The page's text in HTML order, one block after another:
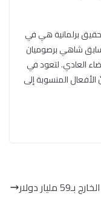
برلمانية هي في
السابق شاهي برصوميان
العادي. لتعود في
الأفعال المنسوبة إلى
دولار